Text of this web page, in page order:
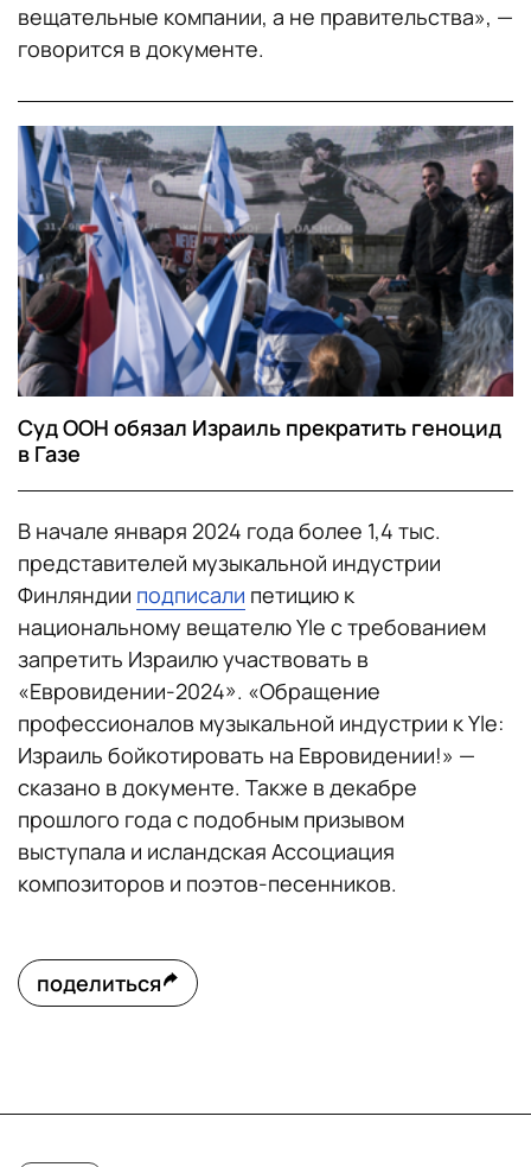
вещательные компании, а не правительства», —
говорится в документе.
Суд ООН обязал Израиль прекратить геноцид
в Газе
В начале января 2024 года более 1,4 тыс.
представителей музыкальной индустрии
Финляндии подписали петицию к
национальному вещателю Yle с требованием
запретить Израилю участвовать в
«Евровидении-2024». «Обращение
профессионалов музыкальной индустрии к Yle:
Израиль бойкотировать на Евровидении!» —
сказано в документе. Также в декабре
прошлого года с подобным призывом
выступала и исландская Ассоциация
композиторов и поэтов-песенников.
поделиться